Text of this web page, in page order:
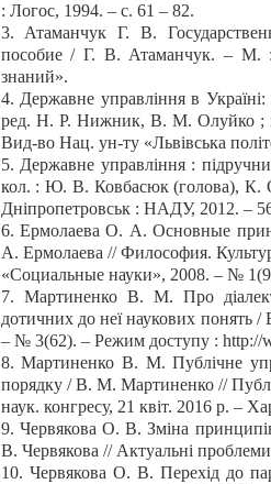
: Логос, 1994. – с. 61 – 82.
3. Атаманчук Г. В.
пособие / Г. В. Атаманчук. – М.
знаний».
4. Державне управління в Україні:
ред. Н. Р. Нижник, В. М. Олуйко ;
Вид-во Нац. ун-ту «Львівська
5. Державне управління :
кол. : Ю. В. Ковбасюк (голова), К.
Дніпропетровськ : НАДУ, 2012. –
6. Ермолаева О. А. Основные
А. Ермолаева // Философия.
«Социальные науки», 2008. – №
7. Мартиненко В. М. Про
дотичних до неї наукових понять
– № 3(62). – Режим доступу : http://
8. Мартиненко В. М. Публічне
порядку / В. М. Мартиненко //
наук. конгресу, 21 квіт. 2016 р. –
9. Червякова О. В. Зміна
В. Червякова // Актуальні
10. Червякова О. В. Перехід до